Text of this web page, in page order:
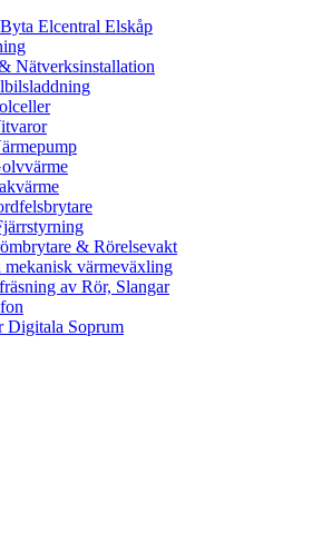
Elcentral Elskåp
Nätverksinstallation
& Rörelsevakt
värmeväxling
av Rör, Slangar
Digitala Soprum